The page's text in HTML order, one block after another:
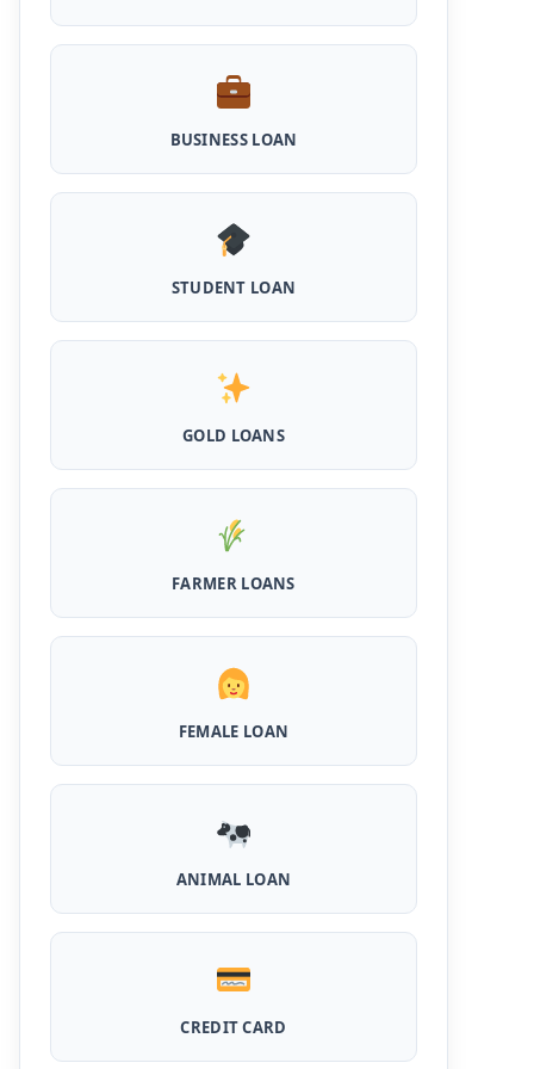
Shilpi Samridhi Loan Scheme: इस सरकारी
योजना से गरीबों को मिलता है 50 हजार से 5 लाख तक का
दुधारू पशु के लिए प्रोत्साहन राशि योजना शुरू, अब भैस
महिलाओं को बिना गारंटी और बिना ब्याज के मिलेगा ₹3 लाख
तक का लोन, 50% राशि वापिस करनी होती है जमा
लिए ऐसे ले सकते है 5 लाख तक का सरकारी लोन, मिलेगी
Pashupalan Kisan Credit Card: पशुपालकों के
है पुरे 50 हजार तक का लोन, ना सिबिल ना इनकम प्रूफ
Airtel Payment Bank Loan Online Apply:
Flipkart Loan Apply Online: इस प्रकार बिना
किसी झंझट से फ्लिपकार्ट से ले सकते है एक लाख तक का
लोन, सिर्फ PAN कार्ड की होती है जरुरत
कैनरा बैंक से घर बैठे ले सकते है 20 लाख तक का लोन, अभी
क्रेडिट कार्ड, घर बैठे मिलता है सबसे सस्ता 5 लाख तक का
लोन
महिलाओं के लिए ये 5 लोन होते है ब्याज फ्री, छोटी किस्तों में
आसानी से कर सकती है भुगतान
Kotak Saving Account Open Online: आज ही
BUSINESS LOAN
STUDENT LOAN
GOLD LOANS
FARMER LOANS
FEMALE LOAN
ANIMAL LOAN
CREDIT CARD